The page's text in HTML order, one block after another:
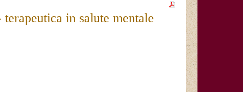
in salute mentale